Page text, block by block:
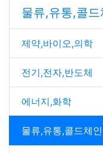
물류,유통,콜드
제약,바이오,의학
전기,전자,반도체
에너지,화학
물류,유통,콜드체인